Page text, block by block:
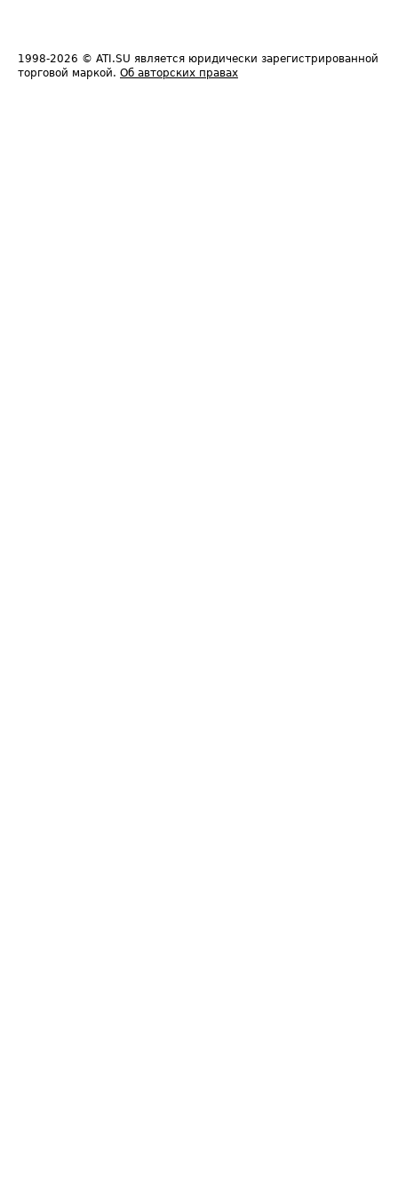
1998-2026 © ATI.SU является юридически зарегистрированной
торговой маркой. Об авторских правах